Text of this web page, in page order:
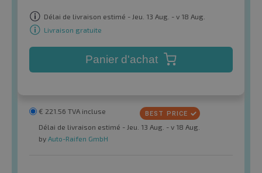
Délai de livraison estimé - Jeu. 13 Aug. - v 18 Aug.
Livraison gratuite
Panier d'achat
€ 221.56 TVA incluse
Délai de livraison estimé - Jeu. 13 Aug. - v 18 Aug.
by Auto-Raifen GmbH